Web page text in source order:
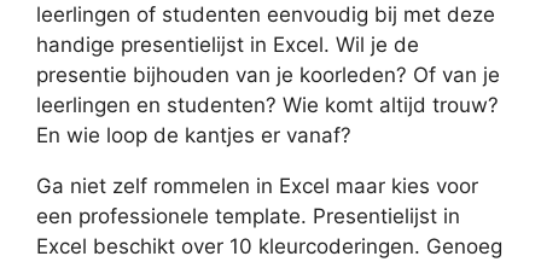
leerlingen of studenten eenvoudig bij met deze
handige presentielijst in Excel. Wil je de
presentie bijhouden van je koorleden? Of van je
leerlingen en studenten? Wie komt altijd trouw?
En wie loop de kantjes er vanaf?
Ga niet zelf rommelen in Excel maar kies voor
een professionele template. Presentielijst in
Excel beschikt over 10 kleurcoderingen. Genoeg